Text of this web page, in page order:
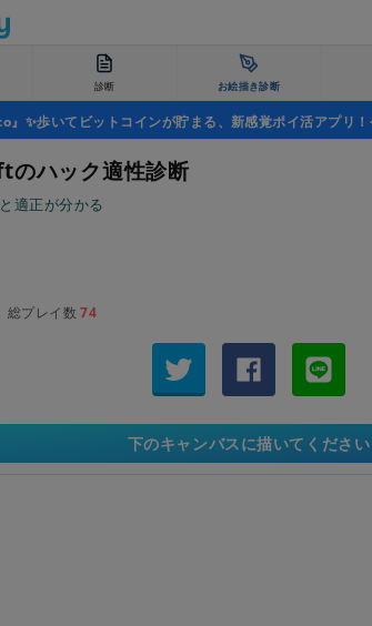
診断 お絵描き診断
』✨歩いてビットコインが貯まる、新感覚ポイ活アプリ
ハック適性診断
適正が分かる
総プレイ数 74
下のキャンバスに描いてください